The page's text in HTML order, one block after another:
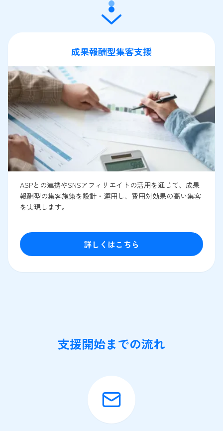
成果報酬型集客支援
ASPとの連携やSNSアフィリエイトの活用を通じて、成果
報酬型の集客施策を設計・運用し、費用対効果の高い集客
を実現します。
詳しくはこちら
支援開始までの流れ